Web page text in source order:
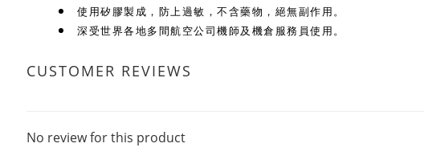
使用矽膠製成，防上過敏，不含藥物，絕無副作用。
深受世界各地多間航空公司機師及機倉服務員使用。
CUSTOMER REVIEWS
No review for this product